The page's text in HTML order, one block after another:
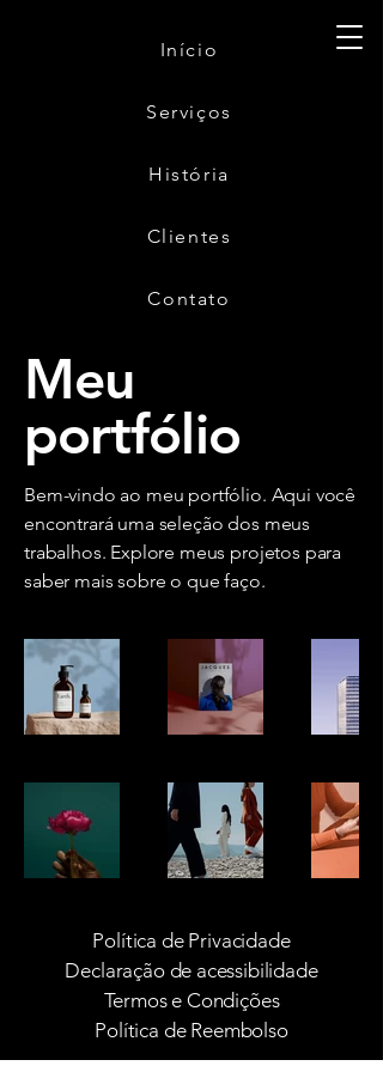
Início
Serviços
História
Clientes
Contato
Meu
portfólio
Bem-vindo ao meu portfólio. Aqui você
encontrará uma seleção dos meus
trabalhos. Explore meus projetos para
saber mais sobre o que faço.
Política de Privacidade
Declaração de acessibilidade
Termos e Condições
Política de Reembolso